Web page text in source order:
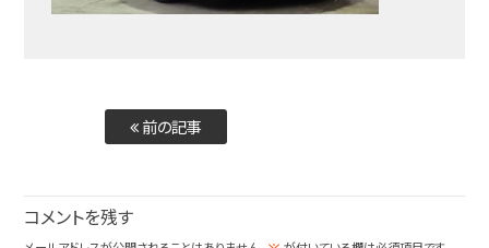
前の記事
コメントを残す